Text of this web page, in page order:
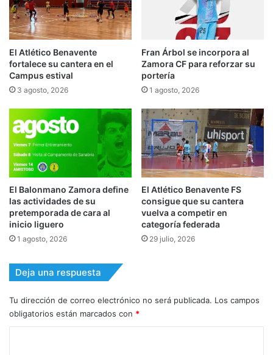
El Atlético Benavente
fortalece su cantera en el
Campus estival
3 agosto, 2026
Fran Árbol se incorpora al
Zamora CF para reforzar su
portería
1 agosto, 2026
El Balonmano Zamora define
las actividades de su
pretemporada de cara al
inicio liguero
1 agosto, 2026
El Atlético Benavente FS
consigue que su cantera
vuelva a competir en
categoría federada
29 julio, 2026
Deja una respuesta
Tu dirección de correo electrónico no será publicada. Los campos
obligatorios están marcados con *